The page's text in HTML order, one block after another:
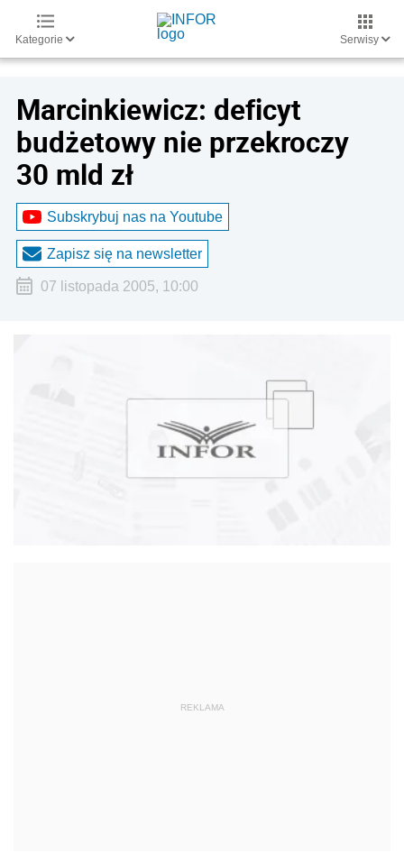
Kategorie Serwisy
Marcinkiewicz: deficyt
budżetowy nie przekroczy
30 mld zł
Subskrybuj nas na Youtube
Zapisz się na newsletter
07 listopada 2005, 10:00